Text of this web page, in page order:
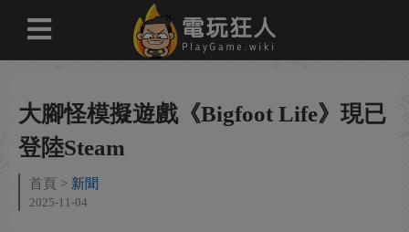
大腳怪模擬遊戲《Bigfoot Life》現已
登陸Steam
首頁 新聞
2025-11-04